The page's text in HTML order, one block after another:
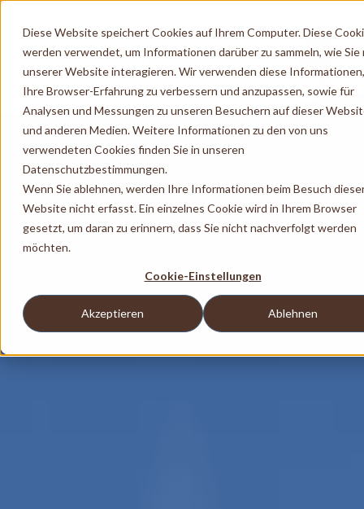
Diese Website speichert Cookies auf Ihrem Computer. Diese
werden verwendet, um Informationen darüber zu sammeln, wie Sie
unserer Website interagieren. Wir verwenden diese
Ihre Browser-Erfahrung zu verbessern und anzupassen, sowie für
Analysen und Messungen zu unseren Besuchern auf dieser
und anderen Medien. Weitere Informationen zu den von uns
verwendeten Cookies finden Sie in unseren
Datenschutzbestimmungen.
Wenn Sie ablehnen, werden Ihre Informationen beim Besuch
Website nicht erfasst. Ein einzelnes Cookie wird in Ihrem Browser
gesetzt, um daran zu erinnern, dass Sie nicht nachverfolgt werden
möchten.
Cookie-Einstellungen
Akzeptieren Ablehnen